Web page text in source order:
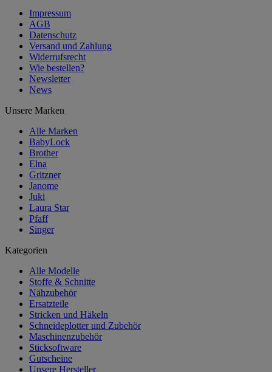
Impressum
AGB
Datenschutz
Versand und Zahlung
Widerrufsrecht
Wie bestellen?
Newsletter
News
Unsere Marken
Alle Marken
BabyLock
Brother
Elna
Gritzner
Janome
Juki
Laura Star
Pfaff
Singer
Kategorien
Alle Modelle
Stoffe & Schnitte
Nähzubehör
Ersatzteile
Stricken und Häkeln
Schneideplotter und Zubehör
Maschinenzubehör
Sticksoftware
Gutscheine
Unsere Hersteller